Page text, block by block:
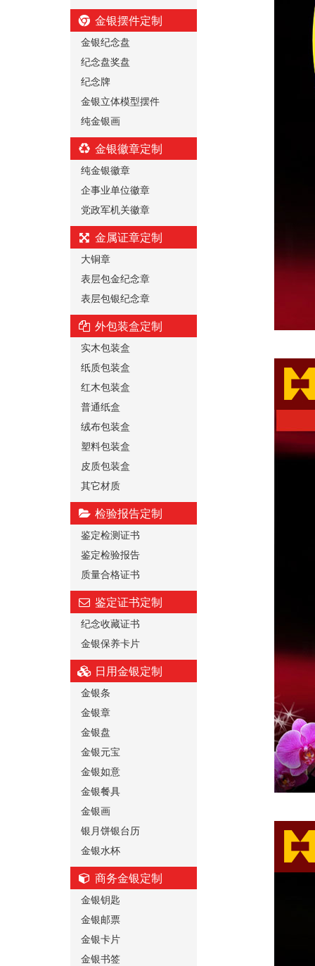
金银摆件定制
金银纪念盘
纪念盘奖盘
纪念牌
金银立体模型摆件
纯金银画
金银徽章定制
纯金银徽章
企事业单位徽章
党政军机关徽章
金属证章定制
大铜章
表层包金纪念章
表层包银纪念章
外包装盒定制
实木包装盒
纸质包装盒
红木包装盒
普通纸盒
绒布包装盒
塑料包装盒
皮质包装盒
其它材质
检验报告定制
鉴定检测证书
鉴定检验报告
质量合格证书
鉴定证书定制
纪念收藏证书
金银保养卡片
日用金银定制
金银条
金银章
金银盘
金银元宝
金银如意
金银餐具
金银画
银月饼银台历
金银水杯
商务金银定制
金银钥匙
金银邮票
金银卡片
金银书签